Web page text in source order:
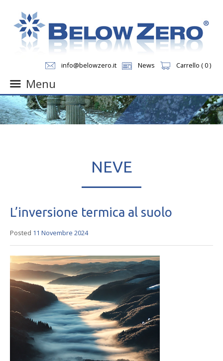
info@belowzero.it News Carrello ( 0 )
Menu
Skip
to
content
NEVE
L’inversione termica al suolo
Posted 11 Novembre 2024